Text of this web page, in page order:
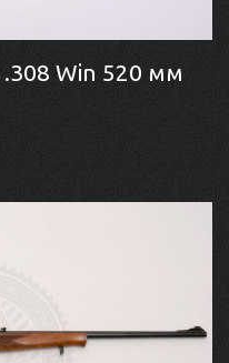
.308 Win 520 мм